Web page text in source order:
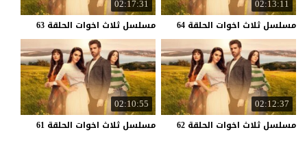
02:13:11
مسلسل ثلاث اخوات الحلقة 64
02:17:31
مسلسل ثلاث اخوات الحلقة 63
02:12:37
مسلسل ثلاث اخوات الحلقة 62
02:10:55
مسلسل ثلاث اخوات الحلقة 61